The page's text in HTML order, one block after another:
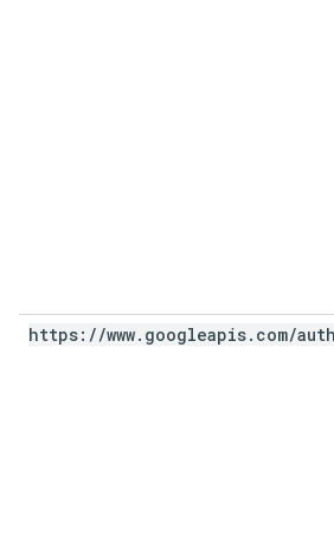
https: //www. googleapis. com/auth